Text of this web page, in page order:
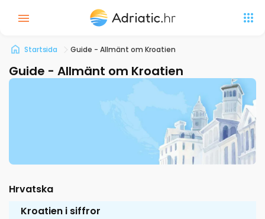
Startsida Guide - Allmänt om Kroatien
Guide - Allmänt om Kroatien
Hrvatska
Kroatien i siffror